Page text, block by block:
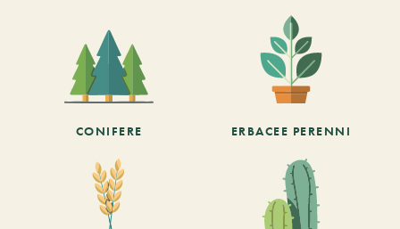
CONIFERE ERBACEE PERENNI